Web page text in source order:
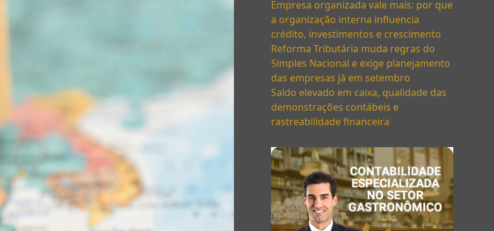
Empresa organizada vale mais: por que
a organização interna influencia
crédito, investimentos e crescimento
Reforma Tributária muda regras do
Simples Nacional e exige planejamento
das empresas já em setembro
Saldo elevado em caixa, qualidade das
demonstrações contábeis e
rastreabilidade financeira